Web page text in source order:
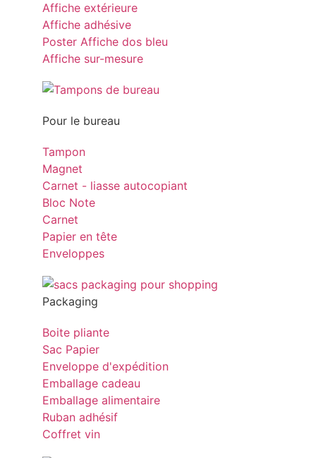
Affiche extérieure
Affiche adhésive
Poster Affiche dos bleu
Affiche sur-mesure
Pour le bureau
Tampon
Magnet
Carnet - liasse autocopiant
Bloc Note
Carnet
Papier en tête
Enveloppes
Packaging
Boite pliante
Sac Papier
Enveloppe d'expédition
Emballage cadeau
Emballage alimentaire
Ruban adhésif
Coffret vin